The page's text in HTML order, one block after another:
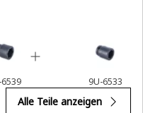
9U-6533
Alle Teile anzeigen